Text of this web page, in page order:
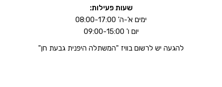
שעות פעילות:
ימים א'-ה' 08:00-17:00
יום ו' 09:00-15:00
להגעה יש לרשום בוויז "המשתלה היפנית גבעת חן"